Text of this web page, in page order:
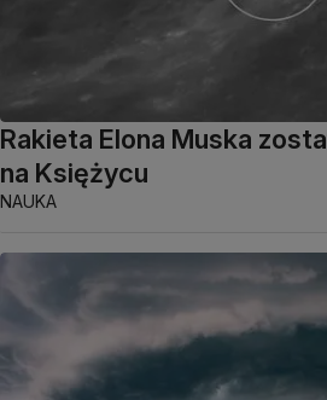
Rakieta Elona Muska
na Księżycu
NAUKA